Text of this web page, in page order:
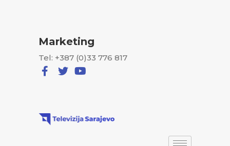
Marketing
Tel: +387 (0)33 776 817